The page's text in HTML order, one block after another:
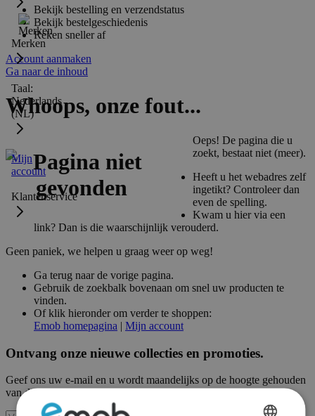
Merken
Taal:
Nederlands
(NL)
Mijn
account
Klantenservice
Bekijk bestelling en verzendstatus
Bekijk bestelgeschiedenis
Reken sneller af
Account aanmaken
Ga naar de inhoud
Whoops, onze fout...
Oeps! De pagina die u
zoekt, bestaat niet (meer).
Heeft u het webadres zelf
ingetikt? Controleer dan
even de spelling.
Kwam u hier via een
link? Dan is die waarschijnlijk verouderd.
Geen paniek, we helpen u graag weer op weg!
Ga terug naar de vorige pagina.
Gebruik de zoekbalk bovenaan om snel uw producten te
vinden.
Of klik hieronder om verder te shoppen:
Emob homepagina | Mijn account
Ontvang onze nieuwe collecties en promoties.
Geef ons uw e-mail en u wordt maandelijks op de hoogte gehouden
van de laatste gebeurtenissen.